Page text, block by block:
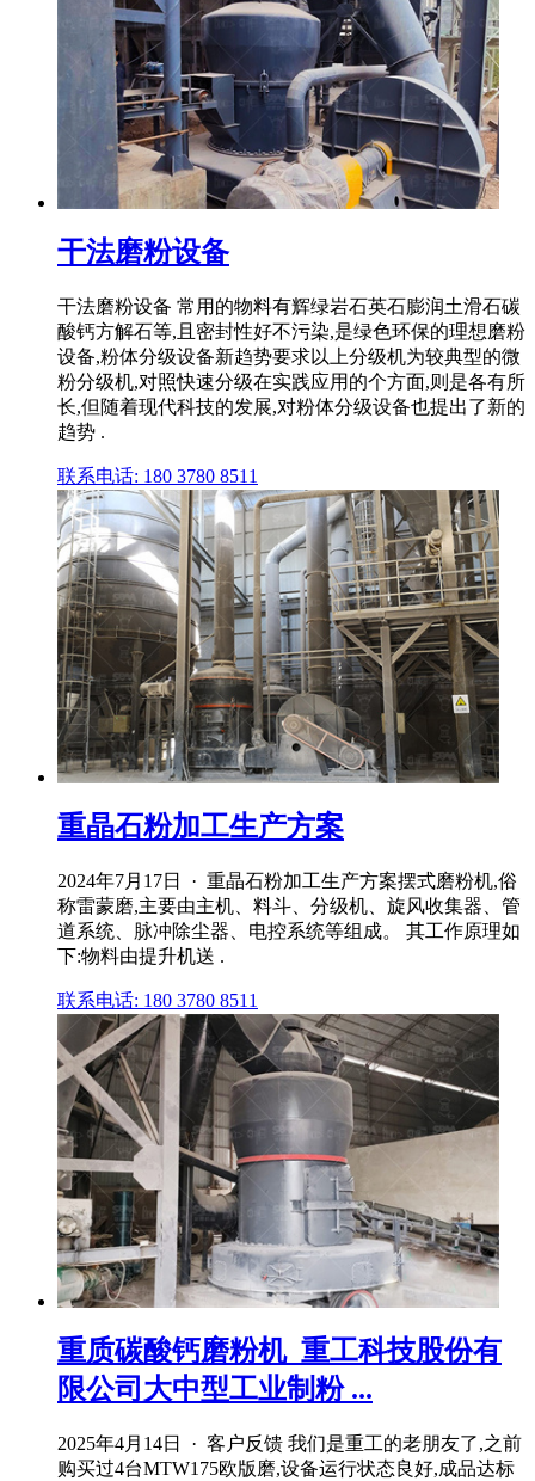
干法磨粉设备
干法磨粉设备 常用的物料有辉绿岩石英石膨润土滑石碳
酸钙方解石等,且密封性好不污染,是绿色环保的理想磨粉
设备,粉体分级设备新趋势要求以上分级机为较典型的微
粉分级机,对照快速分级在实践应用的个方面,则是各有所
长,但随着现代科技的发展,对粉体分级设备也提出了新的
趋势 .
联系电话: 180 3780 8511
重晶石粉加工生产方案
2024年7月17日 · 重晶石粉加工生产方案摆式磨粉机,俗
称雷蒙磨,主要由主机、料斗、分级机、旋风收集器、管
道系统、脉冲除尘器、电控系统等组成。 其工作原理如
下:物料由提升机送 .
联系电话: 180 3780 8511
重质碳酸钙磨粉机_重工科技股份有
限公司大中型工业制粉 ...
2025年4月14日 · 客户反馈 我们是重工的老朋友了,之前
购买过4台MTW175欧版磨,设备运行状态良好,成品达标